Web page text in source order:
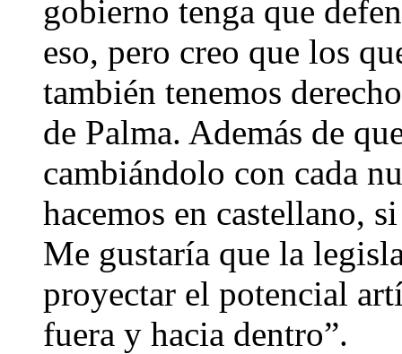
gobierno tenga que
eso, pero creo que los
también tenemos
de Palma. Además de
cambiándolo con cada
hacemos en castellano,
Me gustaría que la
proyectar el potencial
fuera y hacia dentro”.